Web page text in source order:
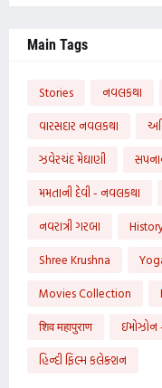
Main Tags
Stories નવલકથા
વારસદાર નવલકથા
ઝવેરચંદ મેઘાણી
મમતાની દેવી - નવલકથા
નવરાત્રી ગરબા
Shree Krushna
Movies Collection
शिव महापुराण
હિન્દી ફિલ્મ કલેક્શન